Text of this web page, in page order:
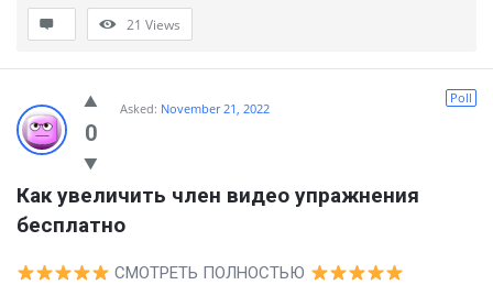
21 Views
0
Poll
Asked: November 21, 2022
Как увеличить член видео упражнения
бесплатно
СМОТРЕТЬ ПОЛНОСТЬЮ